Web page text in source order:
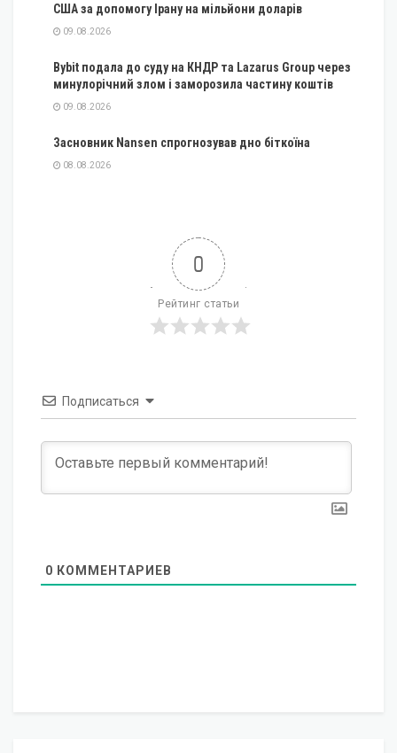
США за допомогу Ірану на мільйони доларів
09.08.2026
Bybit подала до суду на КНДР та Lazarus Group через
минулорічний злом і заморозила частину коштів
09.08.2026
Засновник Nansen спрогнозував дно біткоїна
08.08.2026
0
Рейтинг статьи
Подписаться
0 КОММЕНТАРИЕВ